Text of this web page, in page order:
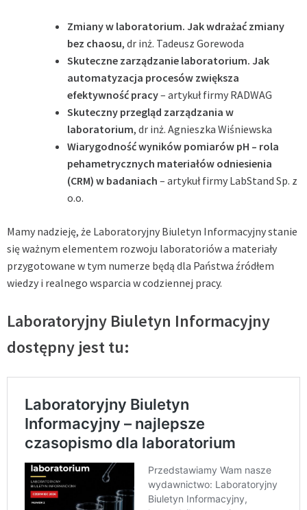
Zmiany w laboratorium. Jak wdrażać zmiany
bez chaosu, dr inż. Tadeusz Gorewoda
Skuteczne zarządzanie laboratorium. Jak
automatyzacja procesów zwiększa
efektywność pracy– artykuł firmy RADWAG
Skuteczny przegląd zarządzania w
laboratorium, dr inż. Agnieszka Wiśniewska
Wiarygodność wyników pomiarów pH – rola
pehametrycznych materiałów odniesienia
(CRM) w badaniach – artykuł firmy LabStand Sp. z
o.o.
Mamy nadzieję, że Laboratoryjny Biuletyn Informacyjny stanie
się ważnym elementem rozwoju laboratoriów a materiały
przygotowane w tym numerze będą dla Państwa źródłem
wiedzy i realnego wsparcia w codziennej pracy.
Laboratoryjny Biuletyn Informacyjny
dostępny jest tu: